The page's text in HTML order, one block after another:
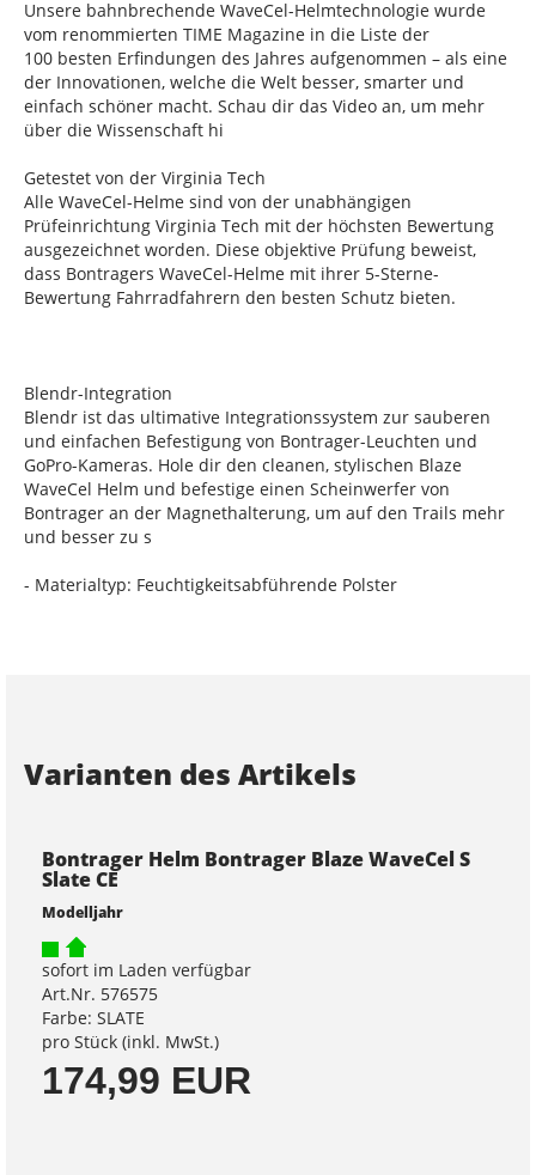
Unsere bahnbrechende WaveCel-Helmtechnologie wurde
vom renommierten TIME Magazine in die Liste der
100 besten Erfindungen des Jahres aufgenommen – als eine
der Innovationen, welche die Welt besser, smarter und
einfach schöner macht. Schau dir das Video an, um mehr
über die Wissenschaft hi
Getestet von der Virginia Tech
Alle WaveCel-Helme sind von der unabhängigen
Prüfeinrichtung Virginia Tech mit der höchsten Bewertung
ausgezeichnet worden. Diese objektive Prüfung beweist,
dass Bontragers WaveCel-Helme mit ihrer 5-Sterne-
Bewertung Fahrradfahrern den besten Schutz bieten.
Blendr-Integration
Blendr ist das ultimative Integrationssystem zur sauberen
und einfachen Befestigung von Bontrager-Leuchten und
GoPro-Kameras. Hole dir den cleanen, stylischen Blaze
WaveCel Helm und befestige einen Scheinwerfer von
Bontrager an der Magnethalterung, um auf den Trails mehr
und besser zu s
- Materialtyp: Feuchtigkeitsabführende Polster
Varianten des Artikels
Bontrager Helm Bontrager Blaze WaveCel S
Slate CE
Modelljahr
sofort im Laden verfügbar
Art.Nr. 576575
Farbe: SLATE
pro Stück (inkl. MwSt.)
174,99 EUR